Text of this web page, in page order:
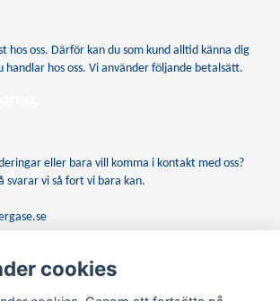
hos oss. Därför kan du som kund alltid känna dig
handlar hos oss. Vi använder följande betalsätt.
eller bara vill komma i kontakt med oss?
svarar vi så fort vi bara kan.
cookies